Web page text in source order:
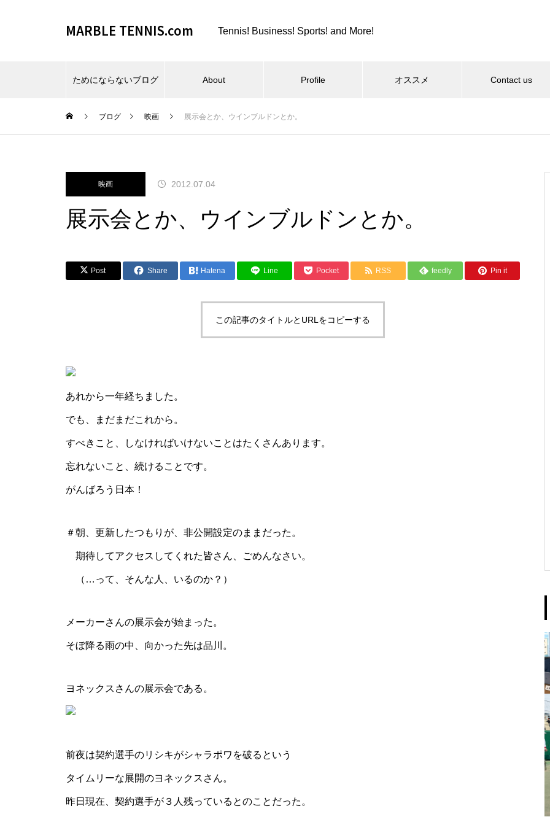
MARBLE TENNIS.com Tennis! Business! Sports! and More!
ためにならないブログ About Profile オススメ Contact us
ビーチスポーツとか、夏とか。
仕事場とか、REC FESTA と
コロンビア８とか、全日本９位
ご購入！とか、SUPとか。
ブログ 映画 展示会とか、ウインブルドンとか。
映画 2012.07.04
展示会とか、ウインブルドンとか。
Post Share Hatena Line Pocket RSS feedly Pin it
この記事のタイトルとURLをコピーする
あれから一年経ちました。
でも、まだまだこれから。
すべきこと、しなければいけないことはたくさんあります。
忘れないこと、続けることです。
がんばろう日本！
＃朝、更新したつもりが、非公開設定のままだった。
期待してアクセスしてくれた皆さん、ごめんなさい。
（…って、そんな人、いるのか？）
メーカーさんの展示会が始まった。
そぼ降る雨の中、向かった先は品川。
ヨネックスさんの展示会である。
前夜は契約選手のリシキがシャラポワ を破るという
タイムリーな展開のヨネックスさん。
昨日現在、契約選手が３人残っているとのことだった。